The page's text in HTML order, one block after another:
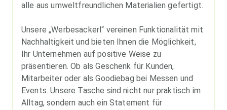
alle aus umweltfreundlichen Materialien gefertigt.
Unsere „Werbesackerl“ vereinen Funktionalität mit
Nachhaltigkeit und bieten Ihnen die Möglichkeit,
Ihr Unternehmen auf positive Weise zu
präsentieren. Ob als Geschenk für Kunden,
Mitarbeiter oder als Goodiebag bei Messen und
Events. Unsere Tasche sind nicht nur praktisch im
Alltag, sondern auch ein Statement für